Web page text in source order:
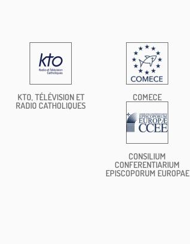
KTO, TÉLÉVISION ET
RADIO CATHOLIQUES
COMECE
CONSILIUM
CONFERENTIARIUM
EPISCOPORUM EUROPAE